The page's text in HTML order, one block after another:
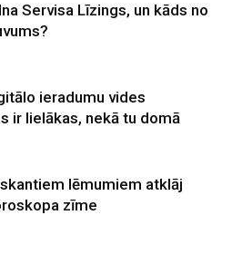
Servisa Līzings, un kāds no
ieradumu vides
ir lielākas, nekā tu domā
lēmumiem atklāj
zīme